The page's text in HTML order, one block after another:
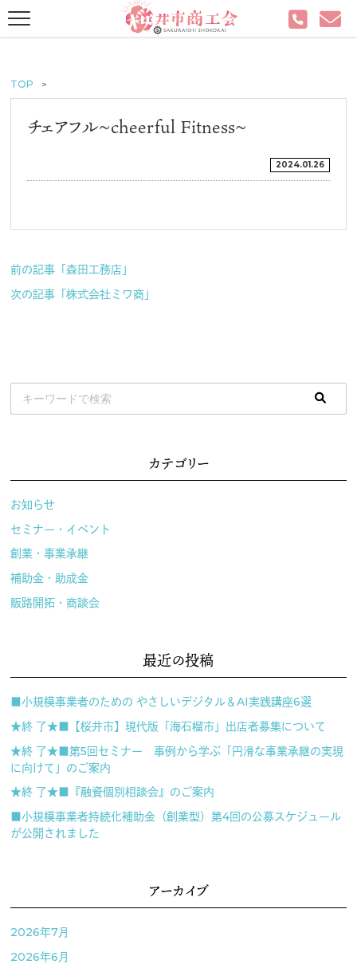
TOP
チェアフル~cheerful Fitness~
2024.01.26
前の記事「森田工務店」
次の記事「株式会社ミワ商」
カテゴリー
お知らせ
セミナー・イベント
創業・事業承継
補助金・助成金
販路開拓・商談会
最近の投稿
■小規模事業者のための やさしいデジタル＆AI実践講座6選
★終 了★■【桜井市】現代版「海石榴市」出店者募集について
★終 了★■第5回セミナー 事例から学ぶ「円滑な事業承継の実現
に向けて」のご案内
★終 了★■『融資個別相談会』のご案内
■小規模事業者持続化補助金（創業型）第4回の公募スケジュール
が公開されました
アーカイブ
2026年7月
2026年6月